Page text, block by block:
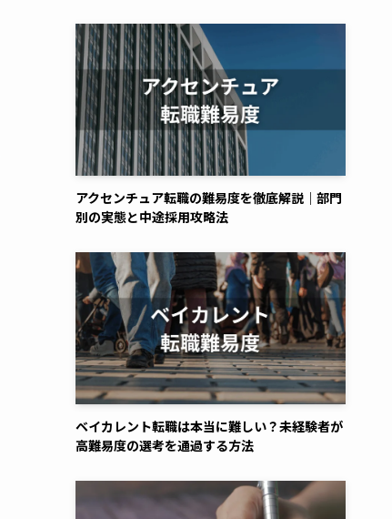
アクセンチュア転職の難易度を徹底解説｜部門
別の実態と中途採用攻略法
ベイカレント転職は本当に難しい？未経験者が
高難易度の選考を通過する方法